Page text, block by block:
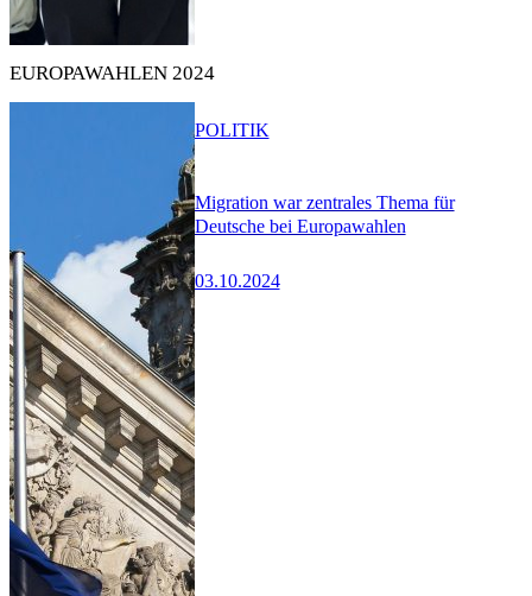
EUROPAWAHLEN 2024
Migration war zentrales Thema für
Deutsche bei Europawahlen
03.10.2024
POLITIK